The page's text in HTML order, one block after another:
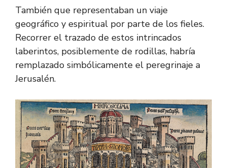
También que representaban un viaje
geográfico y espiritual por parte de los fieles.
Recorrer el trazado de estos intrincados
laberintos, posiblemente de rodillas, habría
remplazado simbólicamente el peregrinaje a
Jerusalén.